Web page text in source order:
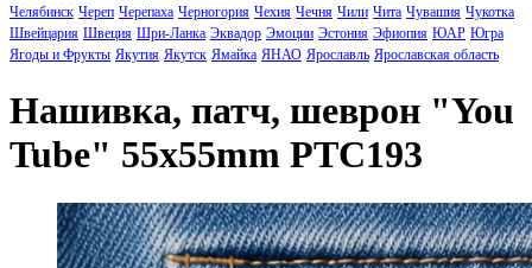
Челябинск Череп Черепаха Черногория Чехия Чечня Чили Чита Чувашия Чукотка
Швейцария Швеция Шри-Ланка Эквадор Эмоции Эстония Эфиопия ЮАР Югра
Ягоды и Фрукты Якутия Якутск Ямайка ЯНАО Ярославль Ярославская область
Нашивка, патч, шеврон "You
Tube" 55x55mm PTC193